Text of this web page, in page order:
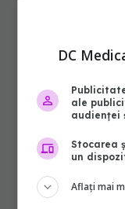
DC
ale
audienței
Stocarea
un
Aflați mai